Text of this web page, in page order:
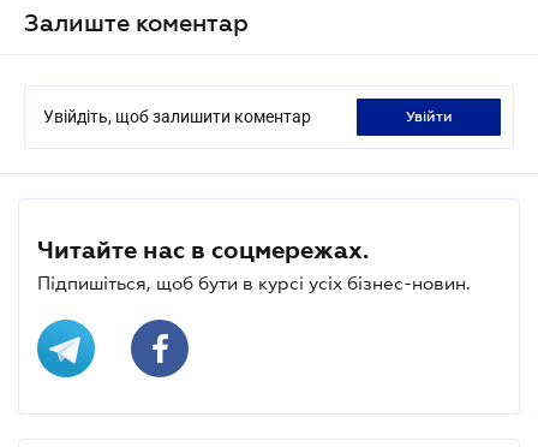
Залиште коментар
Увійдіть, щоб залишити коментар увійти
Читайте нас в соцмережах.
Підпишіться, щоб бути в курсі усіх бізнес-новин.